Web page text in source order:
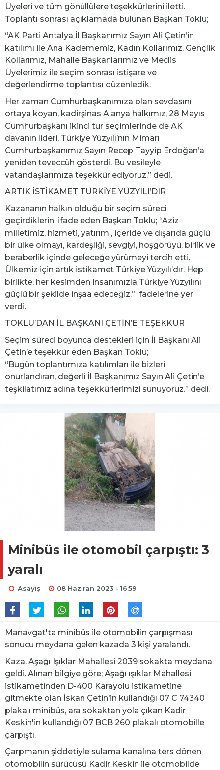
Üyeleri ve tüm gönüllülere teşekkürlerini iletti.
Toplantı sonrası açıklamada bulunan Başkan Toklu;
“AK Parti Antalya İl Başkanımız Sayın Ali Çetin’in
katılımı ile Ana Kadememiz, Kadın Kollarımız, Gençlik
Kollarımız, Mahalle Başkanlarımız ve Meclis
Üyelerimiz ile seçim sonrası istişare ve
değerlendirme toplantısı düzenledik.
Her zaman Cumhurbaşkanımıza olan sevdasını
ortaya koyan, kadirşinas Alanya halkımız, 28 Mayıs
Cumhurbaşkanı ikinci tur seçimlerinde de AK
davanın lideri, Türkiye Yüzyılı’nın Mimarı
Cumhurbaşkanımız Sayın Recep Tayyip Erdoğan’a
yeniden teveccüh gösterdi. Bu vesileyle
vatandaşlarımıza teşekkür ediyoruz.” dedi.
ARTIK İSTİKAMET TÜRKİYE YÜZYILI’DIR
Kazananın halkın olduğu bir seçim süreci
geçirdiklerini ifade eden Başkan Toklu; “Aziz
milletimiz, hizmeti, yatırımı, içeride ve dışarıda güçlü
bir ülke olmayı, kardeşliği, sevgiyi, hoşgörüyü, birlik ve
beraberlik içinde geleceğe yürümeyi tercih etti.
Ülkemiz için artık istikamet Türkiye Yüzyılı’dır. Hep
birlikte, her kesimden insanımızla Türkiye Yüzyılını
güçlü bir şekilde inşaa edeceğiz.” ifadelerine yer
verdi.
TOKLU’DAN İL BAŞKANI ÇETİN’E TEŞEKKÜR
Seçim süreci boyunca destekleri için İl Başkanı Ali
Çetin’e teşekkür eden Başkan Toklu;
“Bugün toplantımıza katılımları ile bizleri
onurlandıran, değerli İl Başkanımız Sayın Ali Çetin’e
teşkilatımız adına teşekkürlerimizi sunuyoruz.” dedi.
Minibüs ile otomobil çarpıştı: 3
yaralı
Asayiş 08 Haziran 2023 - 16:59
Manavgat'ta minibüs ile otomobilin çarpışması
sonucu meydana gelen kazada 3 kişi yaralandı.
Kaza, Aşağı Işıklar Mahallesi 2039 sokakta meydana
geldi. Alınan bilgiye göre; Aşağı ışıklar Mahallesi
istikametinden D-400 Karayolu istikametine
gitmekte olan İskan Çetin'in kullandığı 07 C 74340
plakalı minibüs, ara sokaktan yola çıkan Kadir
Keskin'in kullandığı 07 BCB 260 plakalı otomobille
çarpıştı.
Çarpmanın şiddetiyle sulama kanalına ters dönen
otomobilin sürücüsü Kadir Keskin ile otomobilde